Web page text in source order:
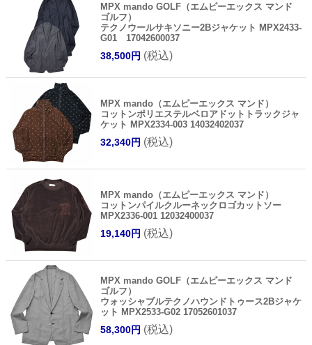
MPX mando GOLF（エムピーエックス マンド
ゴルフ）
テクノウールサキソニー2Bジャケット MPX2433-
G01 17042600037
38,500円 (税込)
MPX mando（エムピーエックス マンド）
コットンポリエステルベロアドットトラックジャ
ケット MPX2334-003 14032402037
32,340円 (税込)
MPX mando（エムピーエックス マンド）
コットンパイルクルーネックロゴカットソー
MPX2336-001 12032400037
19,140円 (税込)
MPX mando GOLF（エムピーエックス マンド
ゴルフ）
ウォッシャブルテクノハウンドトゥース2Bジャケ
ット MPX2533-G02 17052601037
58,300円 (税込)